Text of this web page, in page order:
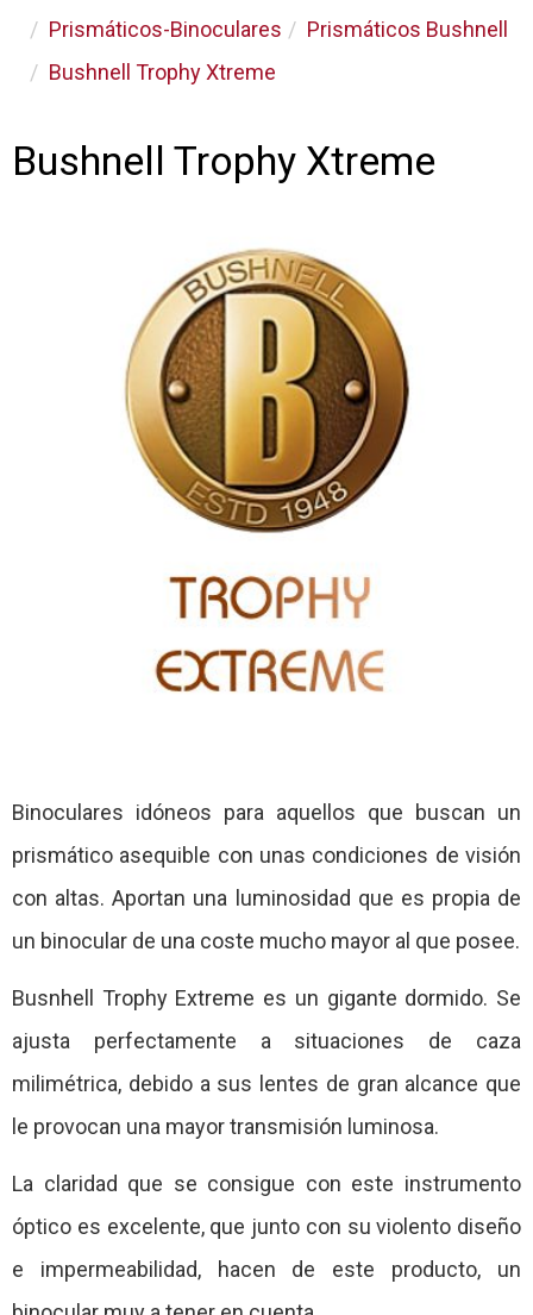
Prismáticos-Binoculares
Prismáticos Bushnell
Bushnell Trophy Xtreme
Bushnell Trophy Xtreme
Binoculares idóneos para aquellos que buscan un
prismático asequible con unas condiciones de visión
con altas. Aportan una luminosidad que es propia de
un binocular de una coste mucho mayor al que posee.
Busnhell Trophy Extreme es un gigante dormido. Se
ajusta perfectamente a situaciones de caza
milimétrica, debido a sus lentes de gran alcance que
le provocan una mayor transmisión luminosa.
La claridad que se consigue con este instrumento
óptico es excelente, que junto con su violento diseño
e impermeabilidad, hacen de este producto, un